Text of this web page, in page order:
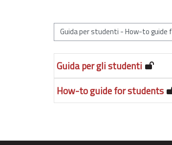
Categorie di corso
Guida per gli studenti
How-to guide for students